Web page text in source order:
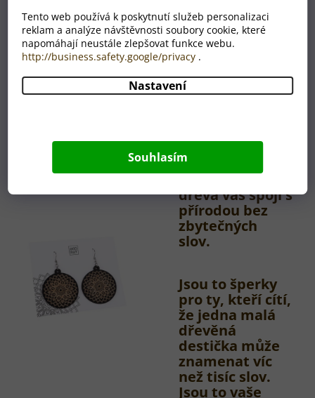
Tento web používá k poskytnutí služeb personalizaci
reklam a analýze návštěvnosti soubory cookie, které
napomáhají neustále zlepšovat funkce webu.
http://business.safety.google/privacy .
Nastavení
Souhlasím
chirurgické oceli
- silikonová
transparentní
zarážka
elegantní, naše
závěsné
náušnice ze
dřeva vás spojí s
přírodou bez
zbytečných
slov.
Jsou to šperky
pro ty, kteří cítí,
že jedna malá
dřevěná
destička může
znamenat víc
než tisíc slov.
Jsou to vaše